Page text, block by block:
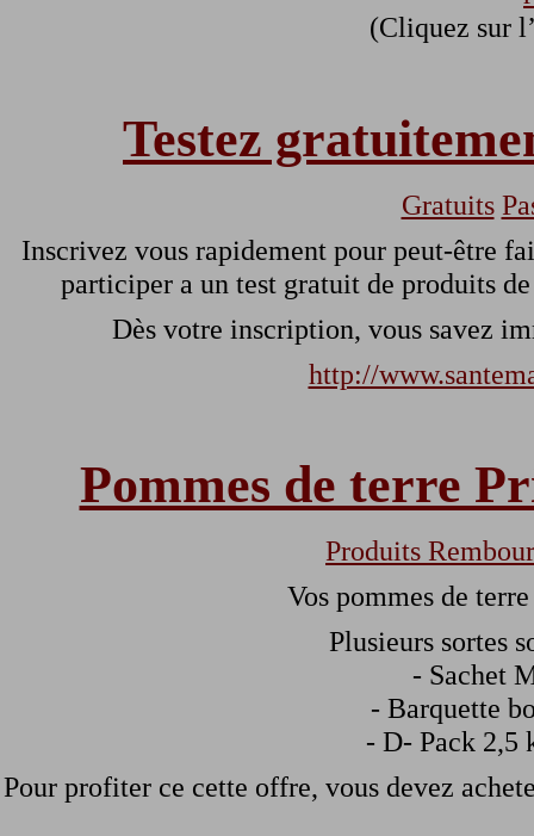
(Cliquez sur
Testez
Gratuits
Inscrivez vous rapidement pour peut-être
participer a un test gratuit de produits
Dès votre inscription, vous savez
http://
Pommes de terre
Produits
Vos pommes de
Plusieurs sortes
- Sachet
- Barquette
- D- Pack 2,5
Pour profiter ce cette offre, vous devez